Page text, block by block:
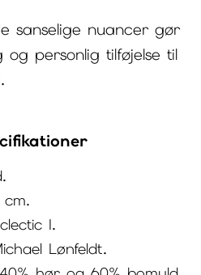
sanselige nuancer gør
og personlig tilføjelse til
cm.
I.
Lønfeldt.